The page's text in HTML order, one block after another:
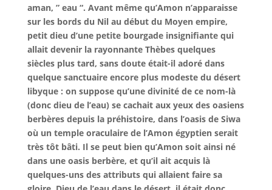
aman, ” eau “. Avant même qu’Amon n’apparaisse
sur les bords du Nil au début du Moyen empire,
petit dieu d’une petite bourgade insignifiante qui
allait devenir la rayonnante Thèbes quelques
siècles plus tard, sans doute était-il adoré dans
quelque sanctuaire encore plus modeste du désert
libyque : on suppose qu’une divinité de ce nom-là
(donc dieu de l’eau) se cachait aux yeux des oasiens
berbères depuis la préhistoire, dans l’oasis de Siwa
où un temple oraculaire de l’Amon égyptien serait
très tôt bâti. Il se peut bien qu’Amon soit ainsi né
dans une oasis berbère, et qu’il ait acquis là
quelques-uns des attributs qui allaient faire sa